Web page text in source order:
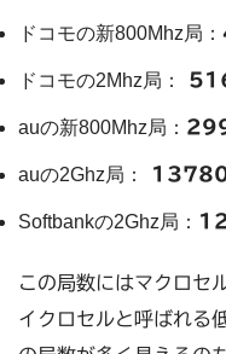
ドコモの新800Mhz局：
ドコモの2Mhz局：
auの新800Mhz局：
auの2Ghz局：
Softbankの2Ghz局：
この局数にはマクロセ
イクロセルと呼ばれ